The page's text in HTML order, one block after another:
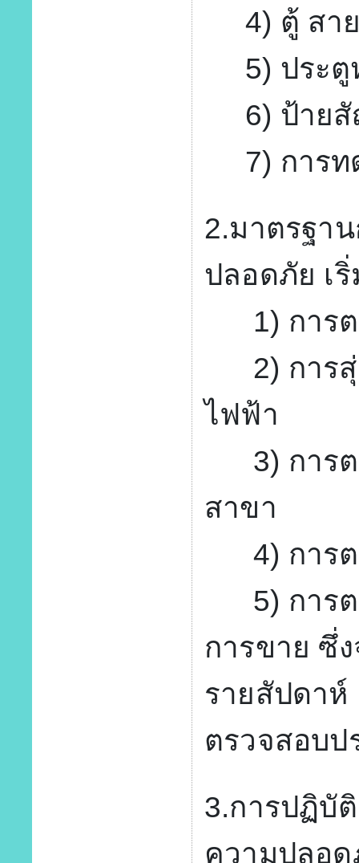
4) ตู้ สาย
5) ประตู
6) ป้ายสั
7) การท
2.มาตรฐา
ปลอดภัย เ
1) การต
2) การสุ่
ไฟฟ้า
3) การต
สาขา
4) การต
5) การต
การขาย ซึ่
รายสัปดาห์
ตรวจสอบป
3.การปฏิบั
ความปลอ